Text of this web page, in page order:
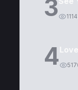
3
4